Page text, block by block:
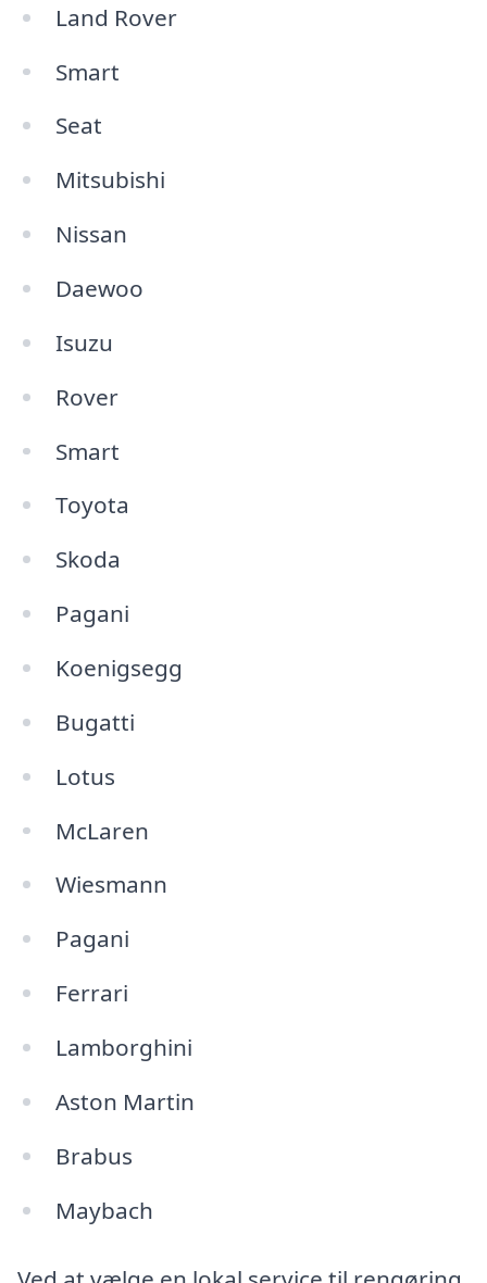
Land Rover
Smart
Seat
Mitsubishi
Nissan
Daewoo
Isuzu
Rover
Smart
Toyota
Skoda
Pagani
Koenigsegg
Bugatti
Lotus
McLaren
Wiesmann
Pagani
Ferrari
Lamborghini
Aston Martin
Brabus
Maybach